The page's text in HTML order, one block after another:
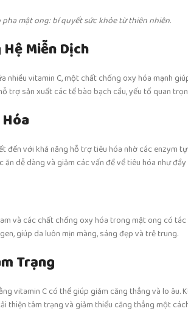
pha mật ong: bí quyết sức khỏe từ thiên nhiên.
Miễn Dịch
nhiều vitamin C, một chất chống oxy hóa mạnh
trợ sản xuất các tế bào bạch cầu, yếu tố quan
đến với khả năng hỗ trợ tiêu hóa nhờ các enzym
ăn dễ dàng và giảm các vấn đề về tiêu hóa như
và các chất chống oxy hóa trong mật ong có
giúp da luôn mịn màng, sáng đẹp và trẻ trung.
Trạng
vitamin C có thể giúp giảm căng thẳng và lo
thiện tâm trạng và giảm thiểu căng thẳng một